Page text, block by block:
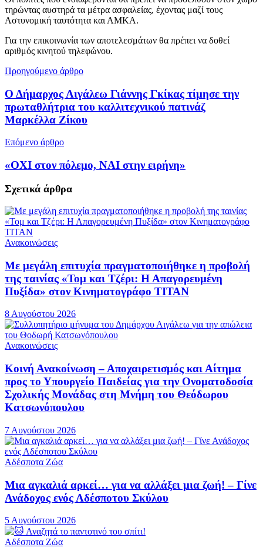
τηρώντας αυστηρά τα μέτρα ασφαλείας, έχοντας μαζί τους
Αστυνομική ταυτότητα και ΑΜΚΑ.
Για την επικοινωνία των αποτελεσμάτων θα πρέπει να δοθεί
αριθμός κινητού τηλεφώνου.
Προηγούμενο άρθρο
Ο Δήμαρχος Αιγάλεω Γιάννης Γκίκας τίμησε την
πρωταθλήτρια του καλλιτεχνικού πατινάζ
Μαρκέλλα Ζίκου
Επόμενο άρθρο
«ΟΧΙ στον πόλεμο, ΝΑΙ στην ειρήνη»
Σχετικά άρθρα
Ανακοινώσεις
Με μεγάλη επιτυχία πραγματοποιήθηκε η προβολή
της ταινίας «Τομ και Τζέρι: Η Απαγορευμένη
Πυξίδα» στον Κινηματογράφο ΤΙΤΑΝ
8 Αυγούστου 2026
Ανακοινώσεις
Κοινή Ανακοίνωση – Αποχαιρετισμός και Αίτημα
προς το Υπουργείο Παιδείας για την Ονοματοδοσία
Σχολικής Μονάδας στη Μνήμη του Θεόδωρου
Κατσωνόπουλου
7 Αυγούστου 2026
Αδέσποτα Ζώα
Μια αγκαλιά αρκεί… για να αλλάξει μια ζωή! – Γίνε
Ανάδοχος ενός Αδέσποτου Σκύλου
5 Αυγούστου 2026
Αδέσποτα Ζώα